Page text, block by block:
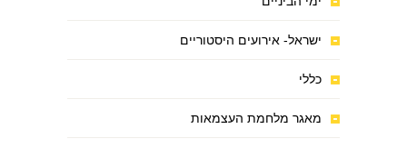
ישראל- אירועים היסטוריים
כללי
מאגר מלחמת העצמאות